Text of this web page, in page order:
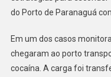
do Porto de Paranaguá
Em um dos casos
chegaram ao porto
cocaína. A carga foi